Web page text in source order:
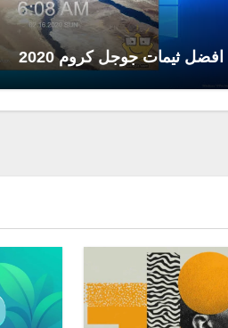
افضل ثيمات جوجل كروم 2020